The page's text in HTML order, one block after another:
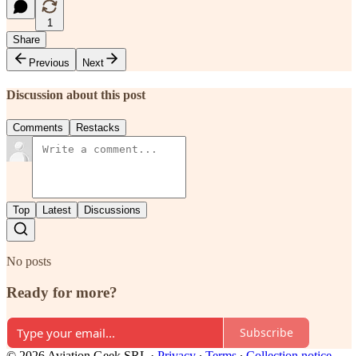
1
Share
Previous
Next
Discussion about this post
Comments Restacks
Top Latest Discussions
No posts
Ready for more?
Subscribe